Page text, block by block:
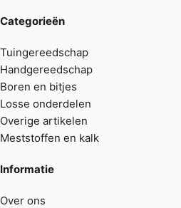
Categorieën
Tuingereedschap
Handgereedschap
Boren en bitjes
Losse onderdelen
Overige artikelen
Meststoffen en kalk
Informatie
Over ons